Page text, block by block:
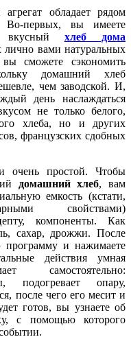
обладает рядом
Во-первых, вы имеете
вкусный хлеб дома
вами натуральных
сможете сэкономить
домашний хлеб
чем заводской. И,
день наслаждаться
не только белого,
хлеба, но и других
французских сдобных
очень простой. Чтобы
домашний хлеб, вам
емкость (кстати,
свойствами)
компоненты. Как
сахар, дрожжи. После
и нажимаете
действия умная
самостоятельно:
подогревает опару,
после чего его месит и
готов, вы узнаете об
с помощью которого